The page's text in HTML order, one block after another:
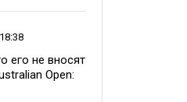
его не вносят
Open: